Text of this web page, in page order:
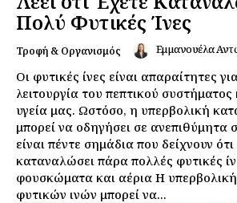
Πολύ Φυτικές Ίνες
Τροφή & Οργανισμός Εμμανουέλα
Οι φυτικές ίνες είναι απαραίτητες
λειτουργία του πεπτικού συστήματος
υγεία μας. Ωστόσο, η υπερβολική
μπορεί να οδηγήσει σε
είναι πέντε σημάδια που δείχνουν
καταναλώσει πάρα πολλές φυτικές
φουσκώματα και αέρια Η
φυτικών ινών μπορεί να...